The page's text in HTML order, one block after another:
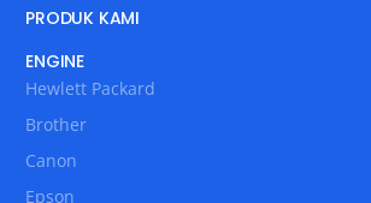
PRODUK KAMI
ENGINE
Hewlett Packard
Brother
Canon
Epson